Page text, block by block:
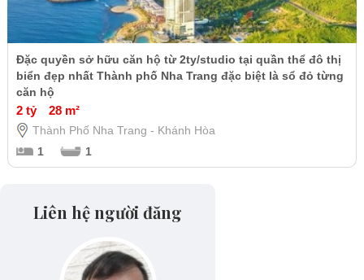
Đặc quyền sở hữu căn hộ từ 2ty/studio tại quần thể đô thị
biển đẹp nhất Thành phố Nha Trang đặc biệt là sổ đỏ từng
căn hộ
2 tỷ 28 m²
Thành Phố Nha Trang - Khánh Hòa
1
1
Liên hệ người đăng